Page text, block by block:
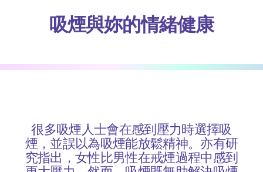
吸煙與妳的情緒健康
很多吸煙人士會在感到壓力時選擇吸
煙，並誤以為吸煙能放鬆精神。亦有研
究指出，女性比男性在戒煙過程中感到